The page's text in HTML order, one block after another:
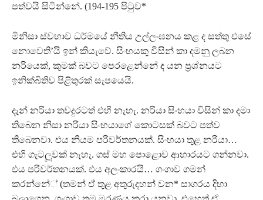
පත්වයි සිටින්නේ. (194-195 පිටුව*
මිනිසා ස්වභාව ධර්මයේ නීතිය උල්ලංඝනය කළ ද සත්තු එසේ
නොවෙති’යි ඉන් කියැවේ. සිංහයකු විසින් කා දමනු ලබන
නරියෙක්, කුමක් බවට පෙරළෙන්නේ ද යන ප‍්‍රශ්නයට
ඉනික්බිතිව පිළිතුරක් සැපයෙයි.
දැන් නරියා තවදුරටත් එහි නැහැ. නරියා සිංහයා විසින් කා දමා
තිබෙන නිසා නරියා සිංහයාගේ කොටසක් බවට පත්ව
තිබෙනවා. එය නියම පරිවර්තනයක්. සිංහයා තුළ නරියා…
එහි ගැටලූවක් නැහැ. ගස් මහ පොළොව ආහාරයට ගන්නවා.
එය පරිවර්තනයක්. එය අලංකාරයි… ගංගාව ගමන්
කරන්නේ් (තමන් ඒ තුළ අතුරුදහන් වන* සාගරය දිහා